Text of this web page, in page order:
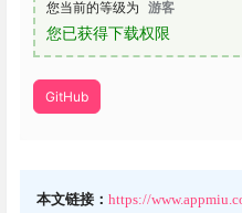
您当前的等级为 游客
您已获得下载权限
GitHub
本文链接： https://